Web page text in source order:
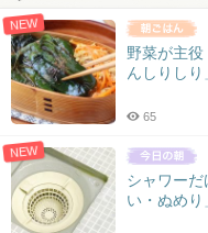
NEW
野菜が主
んしりしり
65
NEW
シャワー
い・ぬめ